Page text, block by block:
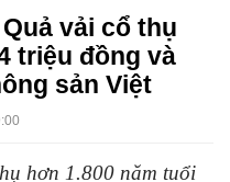
vải cổ thụ
triệu đồng và
sản Việt
hơn 1.800 năm tuổi